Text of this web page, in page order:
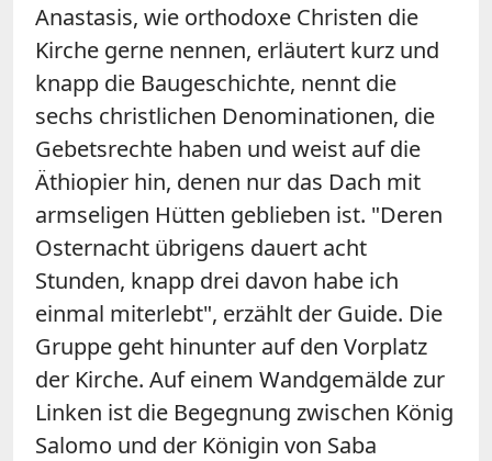
Anastasis, wie orthodoxe Christen die
Kirche gerne nennen, erläutert kurz und
knapp die Baugeschichte, nennt die
sechs christlichen Denominationen, die
Gebetsrechte haben und weist auf die
Äthiopier hin, denen nur das Dach mit
armseligen Hütten geblieben ist. "Deren
Osternacht übrigens dauert acht
Stunden, knapp drei davon habe ich
einmal miterlebt", erzählt der Guide. Die
Gruppe geht hinunter auf den Vorplatz
der Kirche. Auf einem Wandgemälde zur
Linken ist die Begegnung zwischen König
Salomo und der Königin von Saba